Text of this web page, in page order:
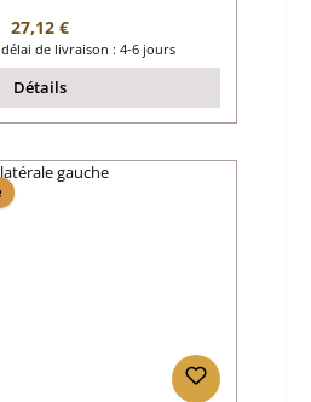
Prix régulier :
27,12 €
de livraison : 4-6 jours
Détails